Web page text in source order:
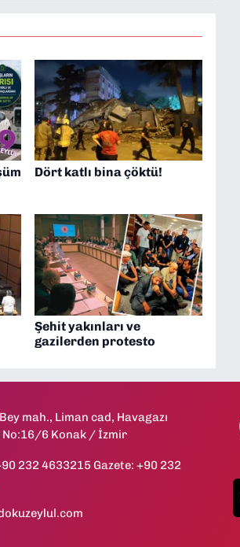
Dört katlı bina çöktü!
Şehit yakınları ve
gazilerden protesto
mah., Liman cad, Havagazı
No:16/6 Konak / İzmir
232 4633215 Gazete: +90 232